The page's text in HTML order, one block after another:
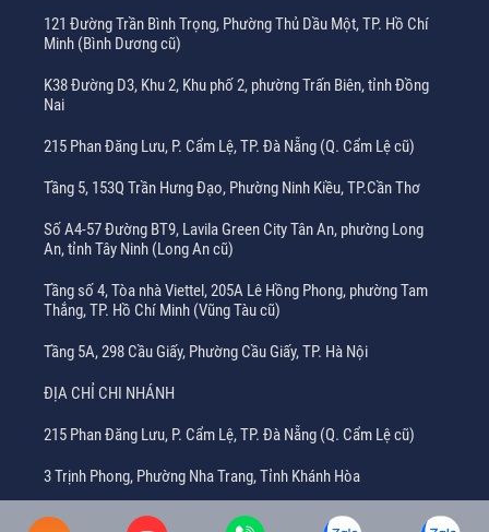
121 Đường Trần Bình Trọng, Phường Thủ Dầu Một, TP. Hồ Chí
Minh (Bình Dương cũ)
K38 Đường D3, Khu 2, Khu phố 2, phường Trấn Biên, tỉnh Đồng
Nai
215 Phan Đăng Lưu, P. Cẩm Lệ, TP. Đà Nẵng (Q. Cẩm Lệ cũ)
Tầng 5, 153Q Trần Hưng Đạo, Phường Ninh Kiều, TP.Cần Thơ
Số A4-57 Đường BT9, Lavila Green City Tân An, phường Long
An, tỉnh Tây Ninh (Long An cũ)
Tầng số 4, Tòa nhà Viettel, 205A Lê Hồng Phong, phường Tam
Thắng, TP. Hồ Chí Minh (Vũng Tàu cũ)
Tầng 5A, 298 Cầu Giấy, Phường Cầu Giấy, TP. Hà Nội
ĐỊA CHỈ CHI NHÁNH
215 Phan Đăng Lưu, P. Cẩm Lệ, TP. Đà Nẵng (Q. Cẩm Lệ cũ)
3 Trịnh Phong, Phường Nha Trang, Tỉnh Khánh Hòa